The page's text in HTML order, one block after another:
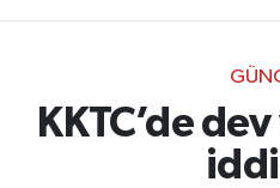
KKTC’de dev
Son Dakika Haberleri